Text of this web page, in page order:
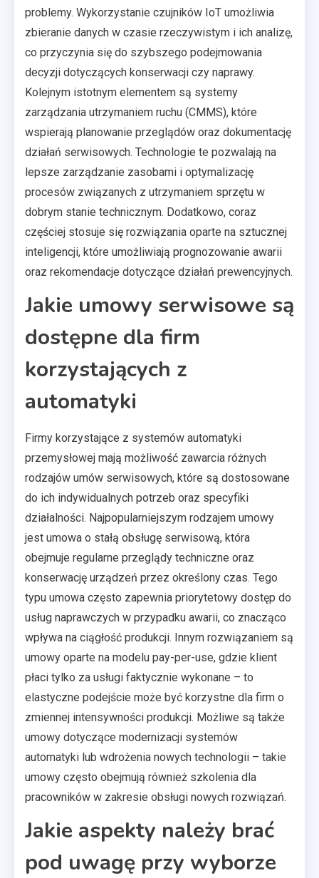
problemy. Wykorzystanie czujników IoT umożliwia
zbieranie danych w czasie rzeczywistym i ich analizę,
co przyczynia się do szybszego podejmowania
decyzji dotyczących konserwacji czy naprawy.
Kolejnym istotnym elementem są systemy
zarządzania utrzymaniem ruchu (CMMS), które
wspierają planowanie przeglądów oraz dokumentację
działań serwisowych. Technologie te pozwalają na
lepsze zarządzanie zasobami i optymalizację
procesów związanych z utrzymaniem sprzętu w
dobrym stanie technicznym. Dodatkowo, coraz
częściej stosuje się rozwiązania oparte na sztucznej
inteligencji, które umożliwiają prognozowanie awarii
oraz rekomendacje dotyczące działań prewencyjnych.
Jakie umowy serwisowe są
dostępne dla firm
korzystających z
automatyki
Firmy korzystające z systemów automatyki
przemysłowej mają możliwość zawarcia różnych
rodzajów umów serwisowych, które są dostosowane
do ich indywidualnych potrzeb oraz specyfiki
działalności. Najpopularniejszym rodzajem umowy
jest umowa o stałą obsługę serwisową, która
obejmuje regularne przeglądy techniczne oraz
konserwację urządzeń przez określony czas. Tego
typu umowa często zapewnia priorytetowy dostęp do
usług naprawczych w przypadku awarii, co znacząco
wpływa na ciągłość produkcji. Innym rozwiązaniem są
umowy oparte na modelu pay-per-use, gdzie klient
płaci tylko za usługi faktycznie wykonane – to
elastyczne podejście może być korzystne dla firm o
zmiennej intensywności produkcji. Możliwe są także
umowy dotyczące modernizacji systemów
automatyki lub wdrożenia nowych technologii – takie
umowy często obejmują również szkolenia dla
pracowników w zakresie obsługi nowych rozwiązań.
Jakie aspekty należy brać
pod uwagę przy wyborze